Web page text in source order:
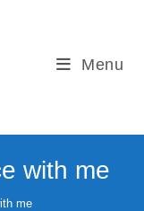
Menu
with me
me